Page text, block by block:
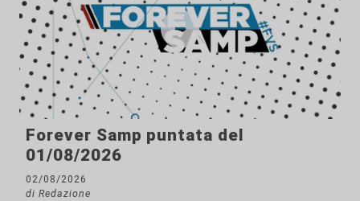
Forever Samp puntata del
01/08/2026
02/08/2026
di Redazione